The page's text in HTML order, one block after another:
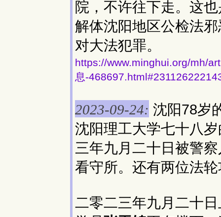
院，不许往下走。这
解体沈阳地区公检法
对大法犯罪。
https://www.minghui.org/mh/
息-
2023-09-24: 沈阳78岁
沈阳理工大学七十八
三年九月二十日被警
看守所。还有两位法
二零二三年九月二十